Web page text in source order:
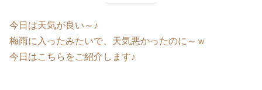
今日は天気が良い～♪
梅雨に入ったみたいで、天気悪かったのに～ｗ
今日はこちらをご紹介します♪